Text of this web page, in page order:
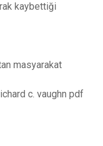
kaybettiği
masyarakat
c. vaughn pdf